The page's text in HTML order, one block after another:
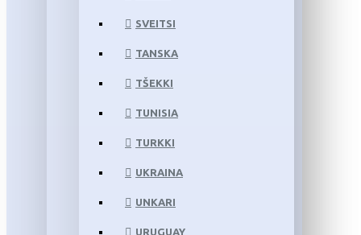
SVEITSI
TANSKA
TŠEKKI
TUNISIA
TURKKI
UKRAINA
UNKARI
URUGUAY